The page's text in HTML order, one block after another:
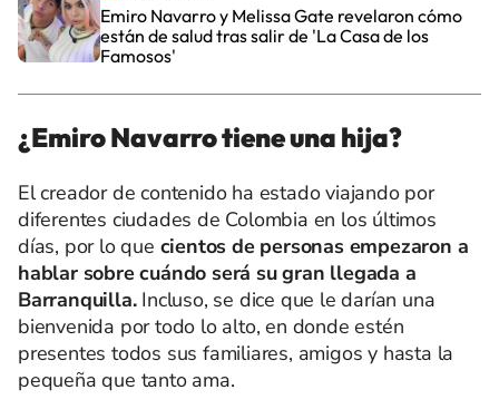
Emiro Navarro y Melissa Gate revelaron cómo
están de salud tras salir de 'La Casa de los
Famosos'
¿Emiro Navarro tiene una hija?
El creador de contenido ha estado viajando por
diferentes ciudades de Colombia en los últimos
días, por lo que cientos de personas empezaron a
hablar sobre cuándo será su gran llegada a
Barranquilla. Incluso, se dice que le darían una
bienvenida por todo lo alto, en donde estén
presentes todos sus familiares, amigos y hasta la
pequeña que tanto ama.